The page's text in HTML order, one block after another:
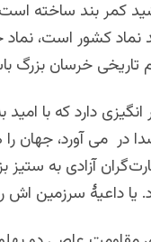
کمر بند ساخته
کشور است، نماد
تاریخی خرسان بزرگ
دارد که با
در می آورد، جهان را
آزادی به ستیز
یا داعیۀ سرزمین اش